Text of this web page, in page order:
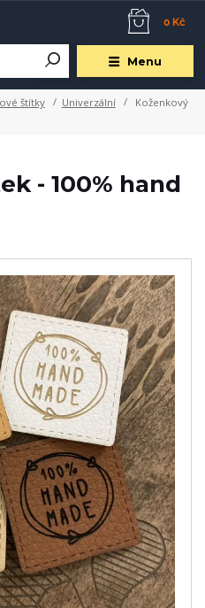
Menu
0 Kč
štítky Univerzální
Koženkový
- 100% hand